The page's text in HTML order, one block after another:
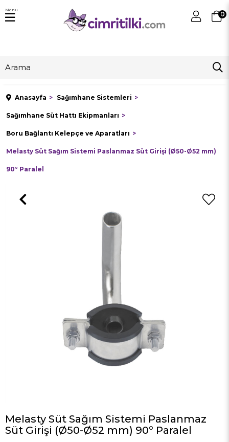
0
Menu
Anasayfa Sağımhane Sistemleri
Sağımhane Süt Hattı Ekipmanları
Boru Bağlantı Kelepçe ve Aparatları
Melasty Süt Sağım Sistemi Paslanmaz Süt Girişi (Ø50-Ø52 mm)
90° Paralel
Melasty Süt Sağım Sistemi Paslanmaz
Süt Girişi (Ø50-Ø52 mm) 90° Paralel